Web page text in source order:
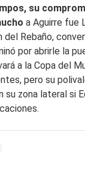
su
a Aguirre fue
del Rebaño,
por abrirle la
a la Copa del
pero su
su zona lateral si